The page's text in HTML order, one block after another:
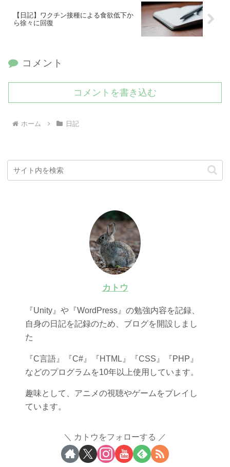
【日記】ワクチン接種による食欲低下か
ら徐々に回復
コメント
コメントを書き込む
ホーム 日記
カトウ
『Unity』や『WordPress』の勉強内容を記録、
自身の日記を記録のため、ブログを開設しまし
た
『C言語』『C#』『HTML』『CSS』『PHP』
などのプログラムを10年以上使用しています。
趣味として、アニメの視聴やゲームをプレイし
ています。
カトウをフォローする